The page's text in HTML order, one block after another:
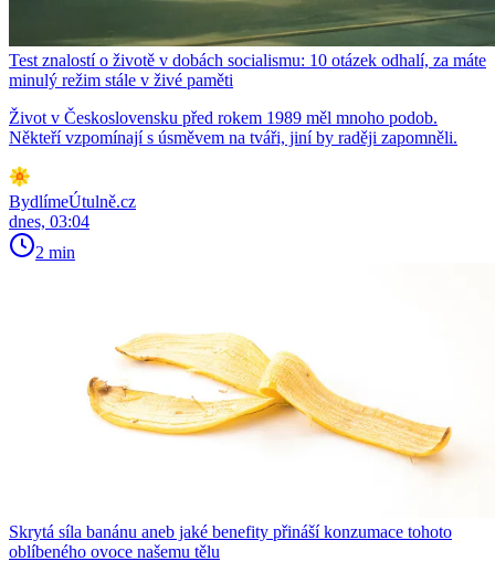
Test znalostí o životě v dobách socialismu: 10 otázek odhalí, za máte
minulý režim stále v živé paměti
Život v Československu před rokem 1989 měl mnoho podob.
Někteří vzpomínají s úsměvem na tváři, jiní by raději zapomněli.
BydlímeÚtulně.cz
dnes, 03:04
2 min
Skrytá síla banánu aneb jaké benefity přináší konzumace tohoto
oblíbeného ovoce našemu tělu